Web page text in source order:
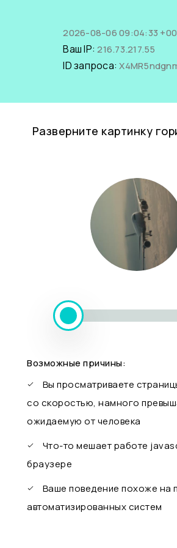
2026-08-06 09:04:33
Ваш IP:216.73.217.55
ID запроса:
Разверните картинку
Возможные причины:
Вы просматриваете
со скоростью, намного
ожидаемую от человека
Что-то мешает работе
браузере
Ваше поведение похоже на
автоматизированных систем